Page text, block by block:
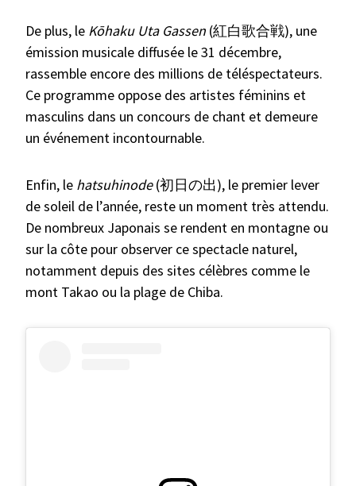
De plus, le Kōhaku Uta Gassen (紅白歌合戦), une
émission musicale diffusée le 31 décembre,
rassemble encore des millions de téléspectateurs.
Ce programme oppose des artistes féminins et
masculins dans un concours de chant et demeure
un événement incontournable.
Enfin, le hatsuhinode(初日の出), le premier lever
de soleil de l’année, reste un moment très attendu.
De nombreux Japonais se rendent en montagne ou
sur la côte pour observer ce spectacle naturel,
notamment depuis des sites célèbres comme le
mont Takao ou la plage de Chiba.